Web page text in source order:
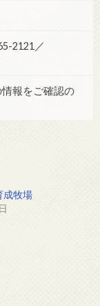
2121／
報をご確認の
成牧場